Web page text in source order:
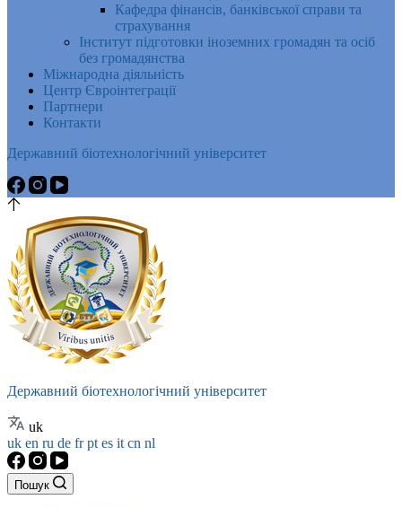
Кафедра фінансів, банківської справи та
страхування
Інститут підготовки іноземних громадян та осіб
без громадянства
Міжнародна діяльність
Центр Євроінтеграції
Партнери
Контакти
Державний біотехнологічний університет
Державний біотехнологічний університет
uk
uk en ru de frpt es it cn nl
Пошук